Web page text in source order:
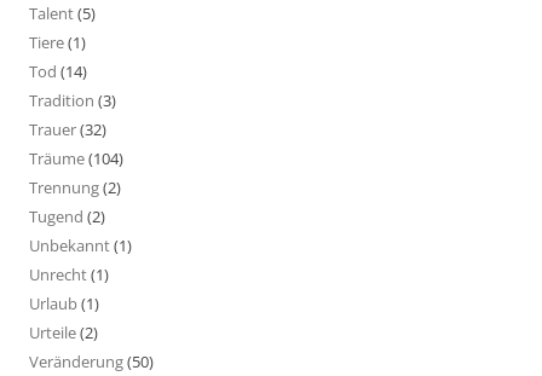
Talent(5)
Tiere(1)
Tod (14)
Tradition (3)
Trauer(32)
Träume(104)
Trennung(2)
Tugend (2)
Unbekannt(1)
Unrecht(1)
Urlaub(1)
Urteile(2)
Veränderung(50)